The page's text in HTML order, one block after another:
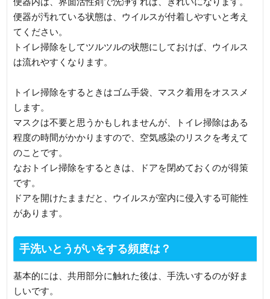
便器が汚れている状態は、ウイルスが付着しやすいと考え
てください。
トイレ掃除をしてツルツルの状態にしておけば、ウイルス
は流れやすくなります。
トイレ掃除をするときはゴム手袋、マスク着用をオススメ
します。
マスクは不要と思うかもしれませんが、トイレ掃除はある
程度の時間がかかりますので、空気感染のリスクを考えて
のことです。
なおトイレ掃除をするときは、ドアを閉めておくのが得策
です。
ドアを開けたままだと、ウイルスが室内に侵入する可能性
があります。
手洗いとうがいをする頻度は？
基本的には、共用部分に触れた後は、手洗いするのが好ま
しいです。